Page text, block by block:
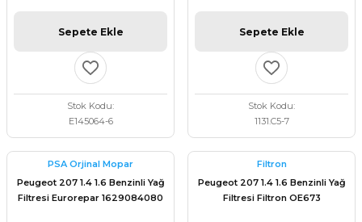
Sepete Ekle
Stok Kodu
E145064-6
Sepete Ekle
Stok Kodu
1131.C5-7
PSA Orjinal Mopar
Peugeot 207 1.4 1.6 Benzinli Yağ
Filtresi Eurorepar 1629084080
Filtron
Peugeot 207 1.4 1.6 Benzinli Yağ
Filtresi Filtron OE673